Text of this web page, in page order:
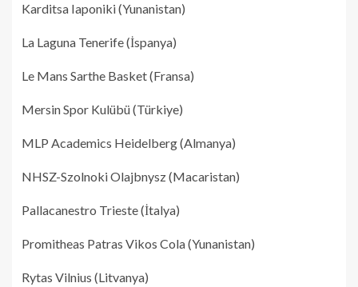
Karditsa Iaponiki (Yunanistan)
La Laguna Tenerife (İspanya)
Le Mans Sarthe Basket (Fransa)
Mersin Spor Kulübü (Türkiye)
MLP Academics Heidelberg (Almanya)
NHSZ-Szolnoki Olajbnysz (Macaristan)
Pallacanestro Trieste (İtalya)
Promitheas Patras Vikos Cola (Yunanistan)
Rytas Vilnius (Litvanya)